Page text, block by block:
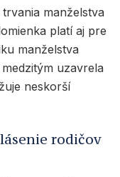
manželstva
platí aj pre
manželstva
uzavrela
neskorší
rodičov